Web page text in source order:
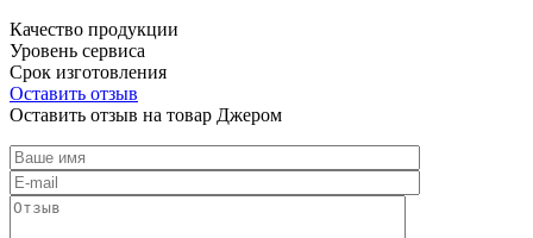
Качество продукции
Уровень сервиса
Срок изготовления
Оставить отзыв
Оставить отзыв на товар Джером